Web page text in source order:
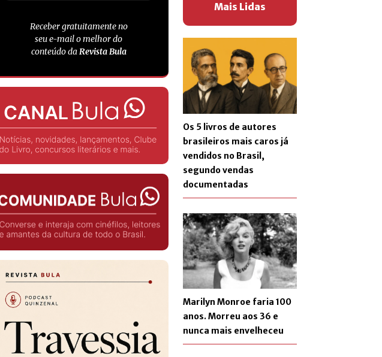
Receber gratuitamente no
seu e-mail o melhor do
conteúdo daRevista Bula
Mais Lidas
Os 5 livros de autores
brasileiros mais caros já
vendidos no Brasil,
segundo vendas
documentadas
Marilyn Monroe faria 100
anos. Morreu aos 36 e
nunca mais envelheceu